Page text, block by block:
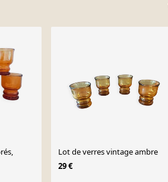
Lot de verres vintage ambre
29 €